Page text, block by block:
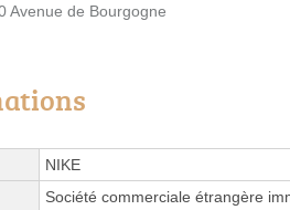
Avenue de Bourgogne
NIKE
Société commerciale étrangère